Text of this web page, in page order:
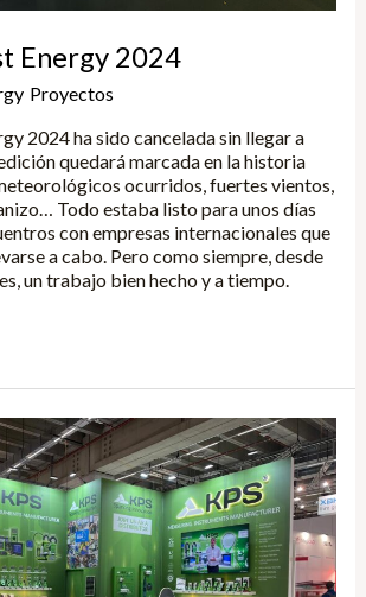
Energy 2024
, Proyectos
2024 ha sido cancelada sin llegar a
quedará marcada en la historia
ocurridos, fuertes vientos,
Todo estaba listo para unos días
con empresas internacionales que
a cabo. Pero como siempre, desde
un trabajo bien hecho y a tiempo.